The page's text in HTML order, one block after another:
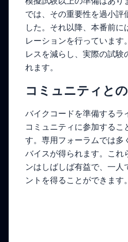
では、その重要性を過小評
した。それ以降、本番前に
レーションを行っています
レスを減らし、実際の試験
れます。
コミュニティと
バイクコードを準備するラ
コミュニティに参加するこ
す。専用フォーラムでは多
バイスが得られます。これ
ンはしばしば有益で、一人
ントを得ることができます。